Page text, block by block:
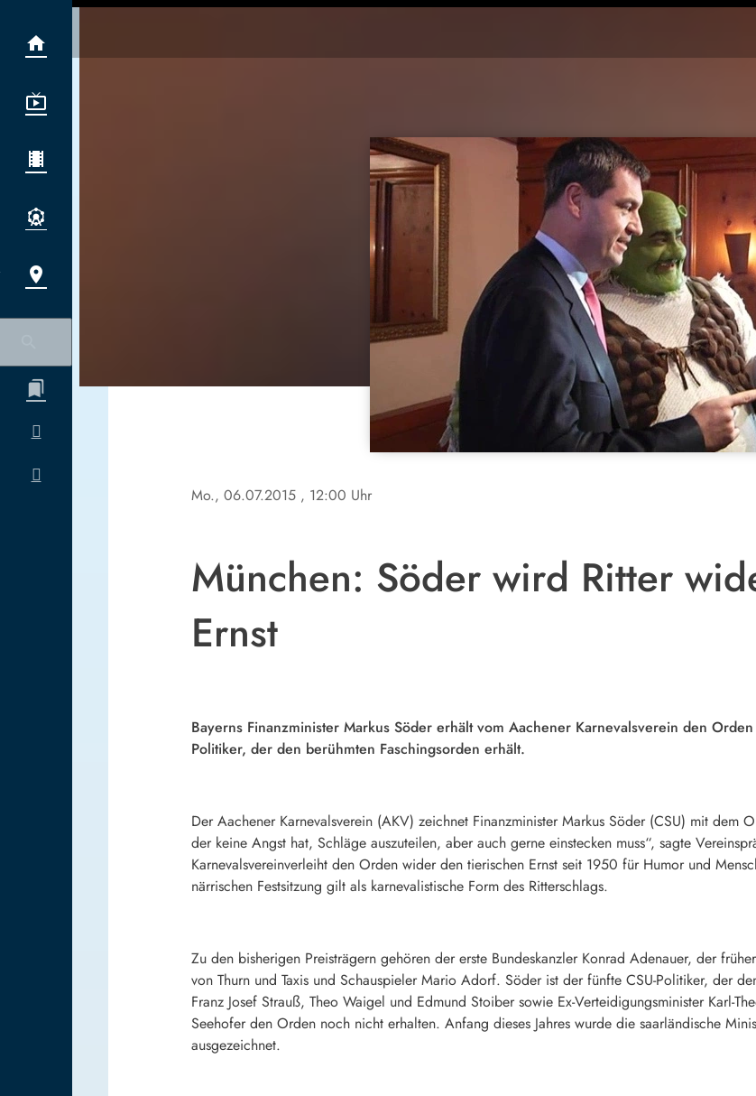
Mo., 06.07.2015 , 12:00 Uhr
München: Söder wird Ritter
Ernst
Bayerns Finanzminister Markus Söder erhält vom Aachener Karnevalsverein den
Politiker, der den berühmten Faschingsorden erhält.
Der Aachener Karnevalsverein (AKV) zeichnet Finanzminister Markus Söder (CSU) mit dem
der keine Angst hat, Schläge auszuteilen, aber auch gerne einstecken muss“, sagte
Karnevalsvereinverleiht den Orden wider den tierischen Ernst seit 1950 für Humor und
närrischen Festsitzung gilt als karnevalistische Form des Ritterschlags.
Zu den bisherigen Preisträgern gehören der erste Bundeskanzler Konrad Adenauer, der
von Thurn und Taxis und Schauspieler Mario Adorf. Söder ist der fünfte CSU-Politiker, der
Franz Josef Strauß, Theo Waigel und Edmund Stoiber sowie Ex-Verteidigungsminister Karl-
Seehofer den Orden noch nicht erhalten. Anfang dieses Jahres wurde die saarländische
ausgezeichnet.